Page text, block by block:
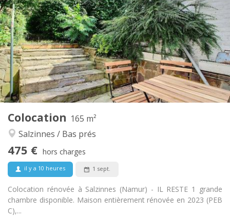
Colocation 165 m²
Salzinnes / Bas prés
475 € hors charges
il y a 10 heures 1 sept.
Colocation rénovée à Salzinnes (Namur) - IL RESTE 1 grande
chambre disponible. Maison entièrement rénovée en 2023 (PEB
C),...
Loyer:
475 €
Charges:
65 €
Durée:
12 mois
Domiciliation:
Non
Aménagement
Salle de bain:
Commune
Cuisine:
Commune
Superficie:
165 m
2
Pièces privées:
4
Chaleureuse, studieuse, calme,